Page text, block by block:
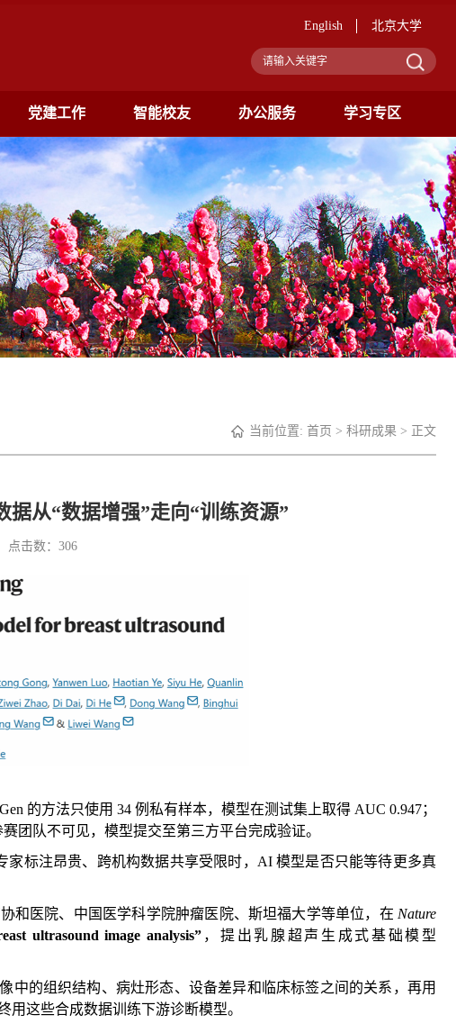
English 北京大学
党建工作 智能校友 办公服务 学习专区
当前位置: 首页 > 科研成果 > 正文
从“数据增强”走向“训练资源”
击数： 306
的方法只使用 34 例私有样本，模型在测试集上取得 AUC 0.947；
团队不可见，模型提交至第三方平台完成验证。
标注昂贵、跨机构数据共享受限时，AI 模型是否只能等待更多真
和医院、中国医学科学院肿瘤医院、斯坦福大学等单位，在 Nature
ultrasound image analysis”，提出乳腺超声生成式基础模型
中的组织结构、病灶形态、设备差异和临床标签之间的关系，再用
这些合成数据训练下游诊断模型。